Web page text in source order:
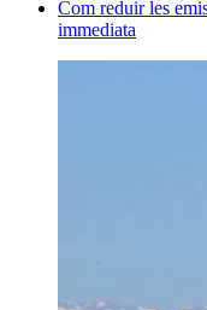
Com reduir les
immediata